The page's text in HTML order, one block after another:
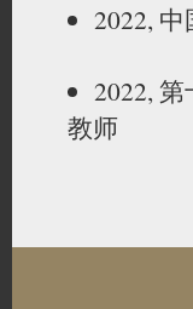
2022,
2022,
教师